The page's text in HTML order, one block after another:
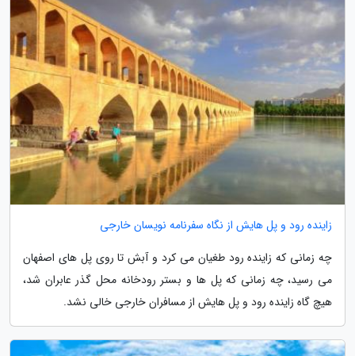
زاینده رود و پل هایش از نگاه سفرنامه نویسان خارجی
چه زمانی که زاینده رود طغیان می کرد و آبش تا روی پل های اصفهان
می رسید، چه زمانی که پل ها و بستر رودخانه محل گذر عابران شد،
هیچ گاه زاینده رود و پل هایش از مسافران خارجی خالی نشد.